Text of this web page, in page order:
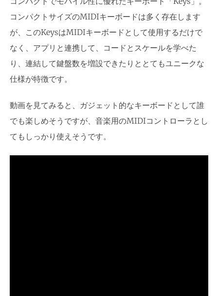
コンパクトサイズのMIDIキーボードは多く存在します
が、このKeysはMIDIキーボードとして使用するだけで
なく、アプリと連携して、コードとスケールを学べた
り、連結して鍵盤数を増設できたりととてもユニークな
仕様が特徴です。
動画を見てみると、ガジェット的なキーボードとして誰
でも楽しめそうですが、音楽用のMIDIコントローラとし
てもしっかり使えそうです。